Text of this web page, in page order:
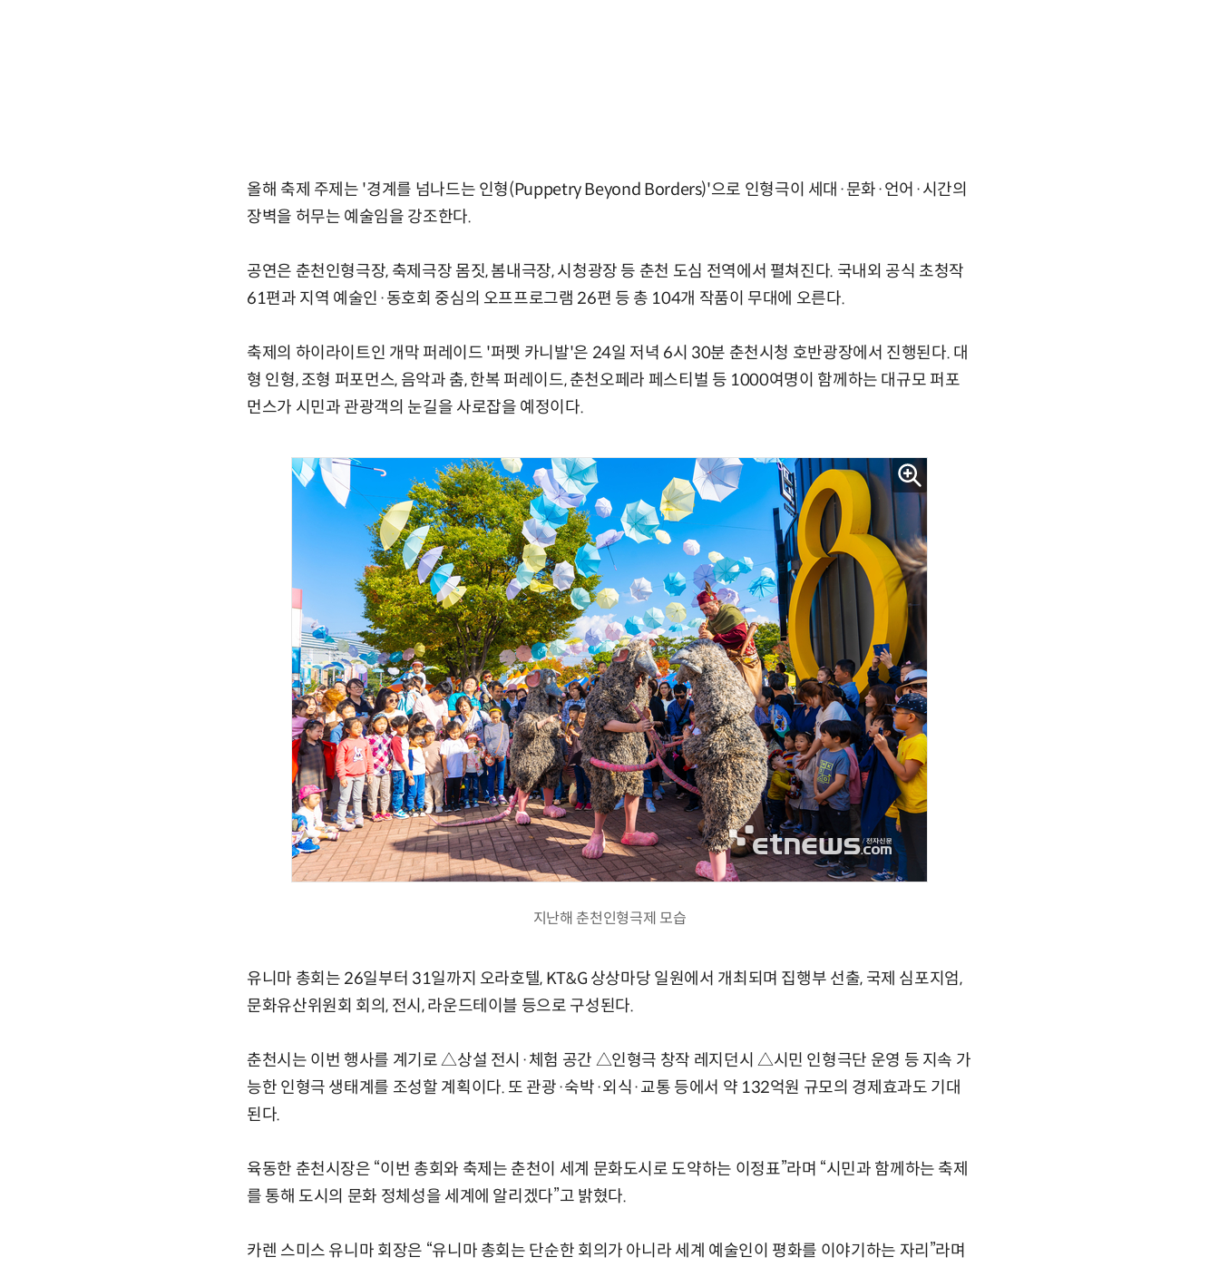
올해 축제 주제는 '경계를 넘나드는 인형(Puppetry Beyond Borders)'으로 인형극이 세대·문화·언어·시간의
장벽을 허무는 예술임을 강조한다.
공연은 춘천인형극장, 축제극장 몸짓, 봄내극장, 시청광장 등 춘천 도심 전역에서 펼쳐진다. 국내외 공식 초청작
61편과 지역 예술인·동호회 중심의 오프프로그램 26편 등 총 104개 작품이 무대에 오른다.
축제의 하이라이트인 개막 퍼레이드 '퍼펫 카니발'은 24일 저녁 6시 30분 춘천시청 호반광장에서 진행된다. 대
형 인형, 조형 퍼포먼스, 음악과 춤, 한복 퍼레이드, 춘천오페라 페스티벌 등 1000여명이 함께하는 대규모 퍼포
먼스가 시민과 관광객의 눈길을 사로잡을 예정이다.
지난해 춘천인형극제 모습
유니마 총회는 26일부터 31일까지 오라호텔, KT&G 상상마당 일원에서 개최되며 집행부 선출, 국제 심포지엄,
문화유산위원회 회의, 전시, 라운드테이블 등으로 구성된다.
춘천시는 이번 행사를 계기로 △상설 전시·체험 공간 △인형극 창작 레지던시 △시민 인형극단 운영 등 지속 가
능한 인형극 생태계를 조성할 계획이다. 또 관광·숙박·외식·교통 등에서 약 132억원 규모의 경제효과도 기대
된다.
육동한 춘천시장은 “이번 총회와 축제는 춘천이 세계 문화도시로 도약하는 이정표”라며 “시민과 함께하는 축제
를 통해 도시의 문화 정체성을 세계에 알리겠다”고 밝혔다.
카렌 스미스 유니마 회장은 “유니마 총회는 단순한 회의가 아니라 세계 예술인이 평화를 이야기하는 자리”라며